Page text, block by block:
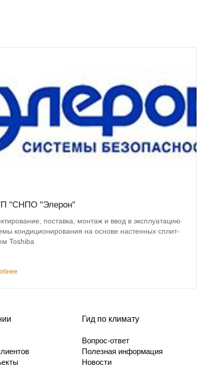
"СНПО "Элерон"
поставка, монтаж и ввод в эксплуатацию
кондиционирования на основе настенных сплит-
Toshiba
Гид по климату
Вопрос-ответ
Полезная информация
Новости